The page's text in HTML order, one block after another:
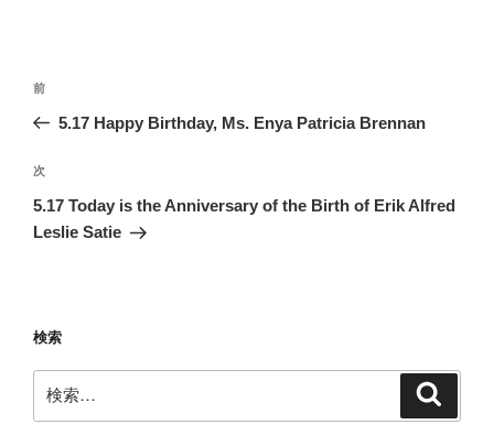
投
ナ
ビ
ゲ
ー
前
の
稿
前
5.17 Happy Birthday, Ms. Enya Patricia Brennan
次
の
投
次
5.17 Today is the Anniversary of the Birth of Erik Alfred
Leslie Satie
検索
索: